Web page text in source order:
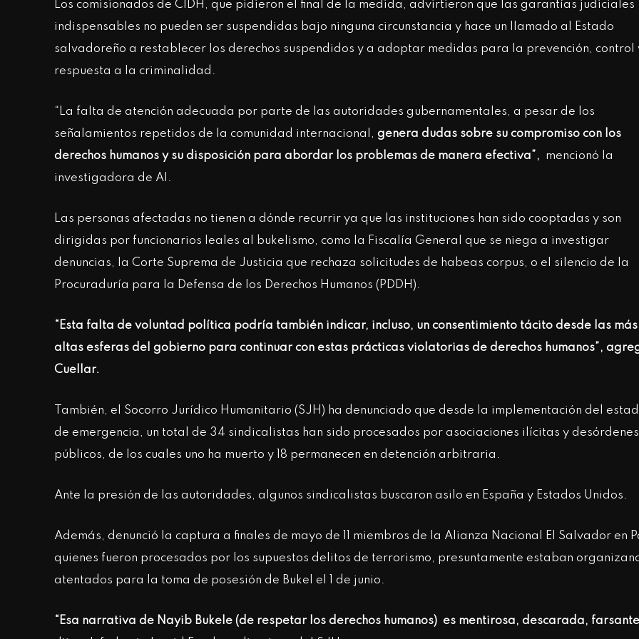
Los comisionados de CIDH, que pidieron el final de la medida, advirtieron que las garantías judiciales
indispensables no pueden ser suspendidas bajo ninguna circunstancia y hace un llamado al Estado
salvadoreño a restablecer los derechos suspendidos y a adoptar medidas para la prevención, control
respuesta a la criminalidad.
“La falta de atención adecuada por parte de las autoridades gubernamentales, a pesar de los
señalamientos repetidos de la comunidad internacional, genera dudas sobre su compromiso con los
derechos humanos y su disposición para abordar los problemas de manera efectiva”, mencionó la
investigadora de AI.
Las personas afectadas no tienen a dónde recurrir ya que las instituciones han sido cooptadas y son
dirigidas por funcionarios leales al bukelismo, como la Fiscalía General que se niega a investigar
denuncias, la Corte Suprema de Justicia que rechaza solicitudes de habeas corpus, o el silencio de la
Procuraduría para la Defensa de los Derechos Humanos (PDDH).
“Esta falta de voluntad política podría también indicar, incluso, un consentimiento tácito desde las más
altas esferas del gobierno para continuar con estas prácticas violatorias de derechos humanos”,
Cuellar.
También, el Socorro Jurídico Humanitario (SJH) ha denunciado que desde la implementación del
de emergencia, un total de 34 sindicalistas han sido procesados por asociaciones ilícitas y desórdenes
públicos, de los cuales uno ha muerto y 18 permanecen en detención arbitraria.
Ante la presión de las autoridades, algunos sindicalistas buscaron asilo en España y Estados Unidos.
Además, denunció la captura a finales de mayo de 11 miembros de la Alianza Nacional El Salvador en
quienes fueron procesados por los supuestos delitos de terrorismo, presuntamente estaban
atentados para la toma de posesión de Bukel el 1 de junio.
“Esa narrativa de Nayib Bukele (de respetar los derechos humanos) es mentirosa, descarada,